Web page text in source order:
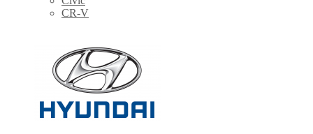
CR-V